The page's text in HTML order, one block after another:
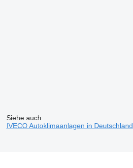
Siehe auch
IVECO Autoklimaanlagen in Deutschland